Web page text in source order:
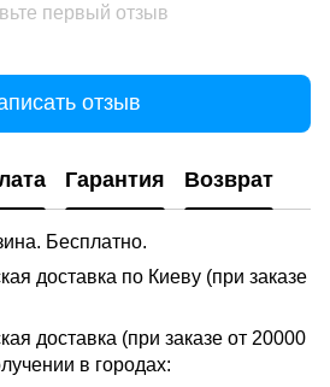
первый отзыв
отзыв
Гарантия Возврат
Бесплатно.
доставка по Киеву (при заказе
доставка (при заказе от 20000
в городах: